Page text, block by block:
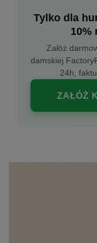
Tylko dla
10%
Załóż
damskiej
24h,
ZAŁÓŻ